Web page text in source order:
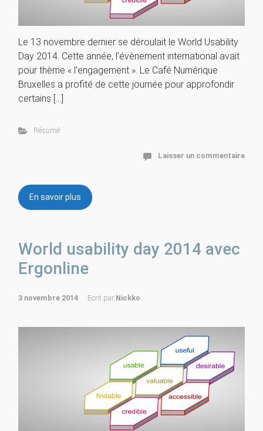
Le 13 novembre dernier se déroulait le World Usability
Day 2014. Cette année, l’évènement international avait
pour thème « l’engagement ». Le Café Numérique
Bruxelles a profité de cette journée pour approfondir
certains […]
Résumé
Laisser un commentaire
En savoir plus
World usability day 2014 avec
Ergonline
3 novembre 2014 Ecrit par Nickko